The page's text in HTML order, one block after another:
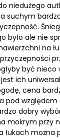
niedużego
suchym
było ale nie
na
być nieco
ich
cena
pod względem
dobry
mokrym przy
łukach można